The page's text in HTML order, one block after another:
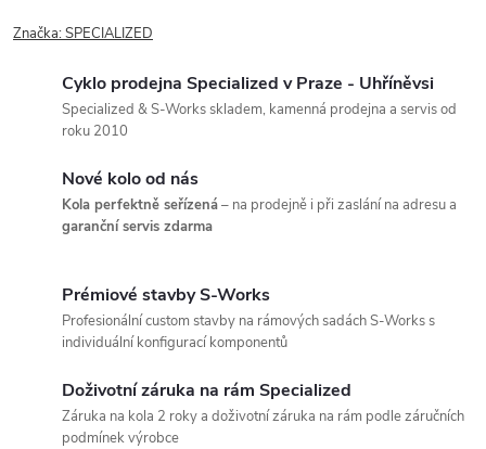
Značka:SPECIALIZED
Cyklo prodejna Specialized v Praze - Uhříněvsi
Specialized & S-Works skladem, kamenná prodejna a servis od
roku 2010
Nové kolo od nás
Kola perfektně seřízená– na prodejně i při zaslání na adresu a
garanční servis zdarma
Prémiové stavby S-Works
Profesionální custom stavby na rámových sadách S-Works s
individuální konfigurací komponentů
Doživotní záruka na rám Specialized
Záruka na kola 2 roky a doživotní záruka na rám podle záručních
podmínek výrobce